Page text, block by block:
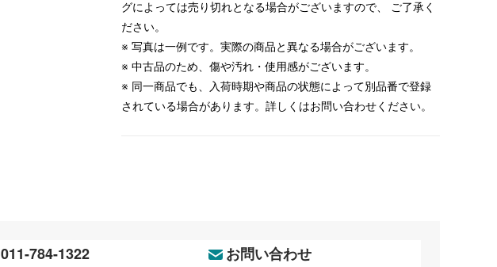
グによっては売り切れとなる場合がございますので、 ご了承く
ださい。
※ 写真は一例です。実際の商品と異なる場合がございます。
※ 中古品のため、傷や汚れ・使用感がございます。
※ 同一商品でも、入荷時期や商品の状態によって別品番で登録
されている場合があります。詳しくはお問い合わせください。
011-784-1322 お問い合わせ